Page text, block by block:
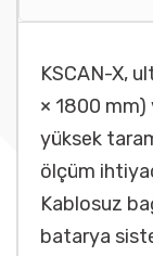
KSCAN-X,
× 1800 mm)
yüksek
ölçüm
Kablosuz
batarya